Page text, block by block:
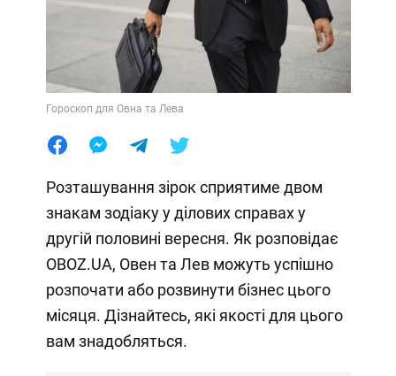
Гороскоп для Овна та Лева
Розташування зірок сприятиме двом
знакам зодіаку у ділових справах у
другій половині вересня. Як розповідає
OBOZ.UA, Овен та Лев можуть успішно
розпочати або розвинути бізнес цього
місяця. Дізнайтесь, які якості для цього
вам знадобляться.